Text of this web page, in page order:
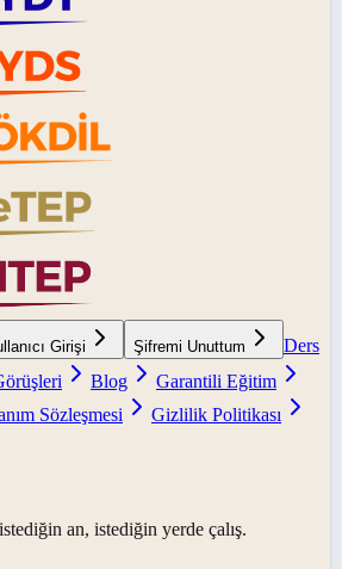
Girişi Şifremi Unuttum
Ders
Blog
Garantili Eğitim
Sözleşmesi
Gizlilik Politikası
an, istediğin yerde çalış.